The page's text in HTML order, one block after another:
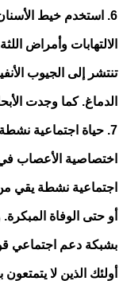
6. استخدم خيط
الالتهابات وأمراض
تنتشر إلى الجيوب
الدماغ. كما وجدت
7. حياة اجتماعية
اختصاصية الأعصاب
اجتماعية نشطة يقي من
أو حتى الوفاة
بشبكة دعم اجتماعي
أولئك الذين لا